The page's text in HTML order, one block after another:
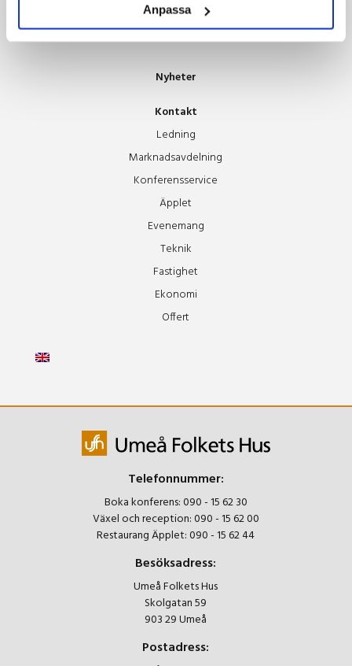
Anpassa
Hus Galleriet
Lediga tjänster
Nyheter
Kontakt
Ledning
Marknadsavdelning
Konferensservice
Äpplet
Evenemang
Teknik
Fastighet
Ekonomi
Offert
Telefonnummer:
Boka konferens:090 - 15 62 30
Växel och reception:090 - 15 62 00
Restaurang Äpplet:090 - 15 62 44
Besöksadress:
Umeå Folkets Hus
Skolgatan 59
903 29 Umeå
Postadress: